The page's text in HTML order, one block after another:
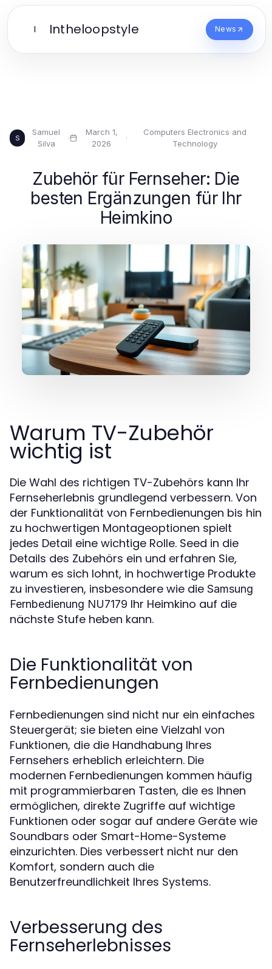
I Intheloopstyle News
S
Samuel
Silva
·
March 1,
2026
·
Computers Electronics and
Technology
Zubehör für Fernseher: Die
besten Ergänzungen für Ihr
Heimkino
Warum TV-Zubehör
wichtig ist
Die Wahl des richtigen TV-Zubehörs kann Ihr
Fernseherlebnis grundlegend verbessern. Von
der Funktionalität von Fernbedienungen bis hin
zu hochwertigen Montageoptionen spielt
jedes Detail eine wichtige Rolle. Seed in die
Details des Zubehörs ein und erfahren Sie,
warum es sich lohnt, in hochwertige Produkte
zu investieren, insbesondere wie die Samsung
Fernbedienung NU7179 Ihr Heimkino auf die
nächste Stufe heben kann.
Die Funktionalität von
Fernbedienungen
Fernbedienungen sind nicht nur ein einfaches
Steuergerät; sie bieten eine Vielzahl von
Funktionen, die die Handhabung Ihres
Fernsehers erheblich erleichtern. Die
modernen Fernbedienungen kommen häufig
mit programmierbaren Tasten, die es Ihnen
ermöglichen, direkte Zugriffe auf wichtige
Funktionen oder sogar auf andere Geräte wie
Soundbars oder Smart-Home-Systeme
einzurichten. Dies verbessert nicht nur den
Komfort, sondern auch die
Benutzerfreundlichkeit Ihres Systems.
Verbesserung des
Fernseherlebnisses